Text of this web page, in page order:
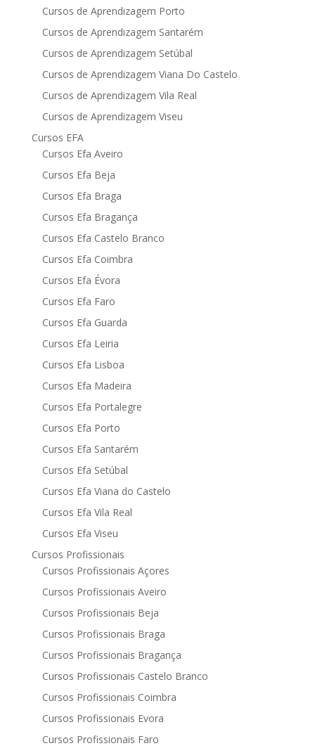
Cursos de Aprendizagem Porto
Cursos de Aprendizagem Santarém
Cursos de Aprendizagem Setúbal
Cursos de Aprendizagem Viana Do Castelo
Cursos de Aprendizagem Vila Real
Cursos de Aprendizagem Viseu
Cursos EFA
Cursos Efa Aveiro
Cursos Efa Beja
Cursos Efa Braga
Cursos Efa Bragança
Cursos Efa Castelo Branco
Cursos Efa Coimbra
Cursos Efa Évora
Cursos Efa Faro
Cursos Efa Guarda
Cursos Efa Leiria
Cursos Efa Lisboa
Cursos Efa Madeira
Cursos Efa Portalegre
Cursos Efa Porto
Cursos Efa Santarém
Cursos Efa Setúbal
Cursos Efa Viana do Castelo
Cursos Efa Vila Real
Cursos Efa Viseu
Cursos Profissionais
Cursos Profissionais Açores
Cursos Profissionais Aveiro
Cursos Profissionais Beja
Cursos Profissionais Braga
Cursos Profissionais Bragança
Cursos Profissionais Castelo Branco
Cursos Profissionais Coimbra
Cursos Profissionais Evora
Cursos Profissionais Faro